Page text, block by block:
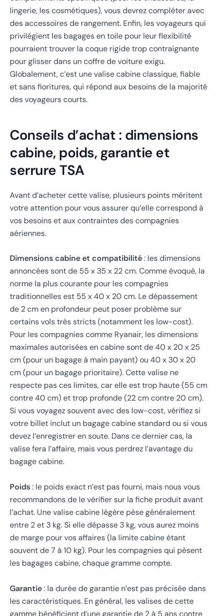
lingerie, les cosmétiques), vous devrez compléter avec
des accessoires de rangement. Enfin, les voyageurs qui
privilégient les bagages en toile pour leur flexibilité
pourraient trouver la coque rigide trop contraignante
pour glisser dans un coffre de voiture exigu.
Globalement, c’est une valise cabine classique, fiable
et sans fioritures, qui répond aux besoins de la majorité
des voyageurs courts.
Conseils d’achat : dimensions
cabine, poids, garantie et
serrure TSA
Avant d’acheter cette valise, plusieurs points méritent
votre attention pour vous assurer qu’elle correspond à
vos besoins et aux contraintes des compagnies
aériennes.
Dimensions cabine et compatibilité: les dimensions
annoncées sont de 55 x 35 x 22 cm. Comme évoqué, la
norme la plus courante pour les compagnies
traditionnelles est 55 x 40 x 20 cm. Le dépassement
de 2 cm en profondeur peut poser problème sur
certains vols très stricts (notamment les low-cost).
Pour les compagnies comme Ryanair, les dimensions
maximales autorisées en cabine sont de 40 x 20 x 25
cm (pour un bagage à main payant) ou 40 x 30 x 20
cm (pour un bagage prioritaire). Cette valise ne
respecte pas ces limites, car elle est trop haute (55 cm
contre 40 cm) et trop profonde (22 cm contre 20 cm).
Si vous voyagez souvent avec des low-cost, vérifiez si
votre billet inclut un bagage cabine standard ou si vous
devez l’enregistrer en soute. Dans ce dernier cas, la
valise fera l’affaire, mais vous perdrez l’avantage du
bagage cabine.
Poids: le poids exact n’est pas fourni, mais nous vous
recommandons de le vérifier sur la fiche produit avant
l’achat. Une valise cabine légère pèse généralement
entre 2 et 3 kg. Si elle dépasse 3 kg, vous aurez moins
de marge pour vos affaires (la limite cabine étant
souvent de 7 à 10 kg). Pour les compagnies qui pèsent
les bagages cabine, chaque gramme compte.
Garantie: la durée de garantie n’est pas précisée dans
les caractéristiques. En général, les valises de cette
gamme bénéficient d’une garantie de 2 à 5 ans contre